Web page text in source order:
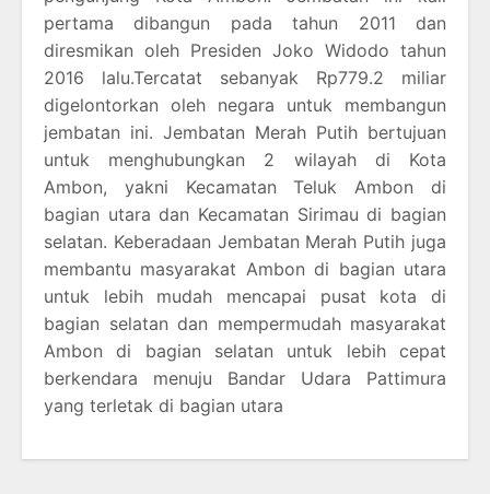
pertama dibangun pada tahun 2011 dan
diresmikan oleh Presiden Joko Widodo tahun
2016 lalu.Tercatat sebanyak Rp779.2 miliar
digelontorkan oleh negara untuk membangun
jembatan ini. Jembatan Merah Putih bertujuan
untuk menghubungkan 2 wilayah di Kota
Ambon, yakni Kecamatan Teluk Ambon di
bagian utara dan Kecamatan Sirimau di bagian
selatan. Keberadaan Jembatan Merah Putih juga
membantu masyarakat Ambon di bagian utara
untuk lebih mudah mencapai pusat kota di
bagian selatan dan mempermudah masyarakat
Ambon di bagian selatan untuk lebih cepat
berkendara menuju Bandar Udara Pattimura
yang terletak di bagian utara